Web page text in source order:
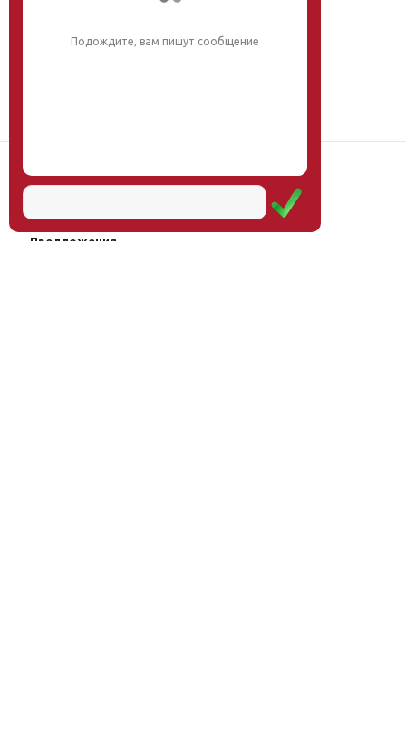
Научная школа
Услуги
Предложения
Подождите, вам пишут сообщение